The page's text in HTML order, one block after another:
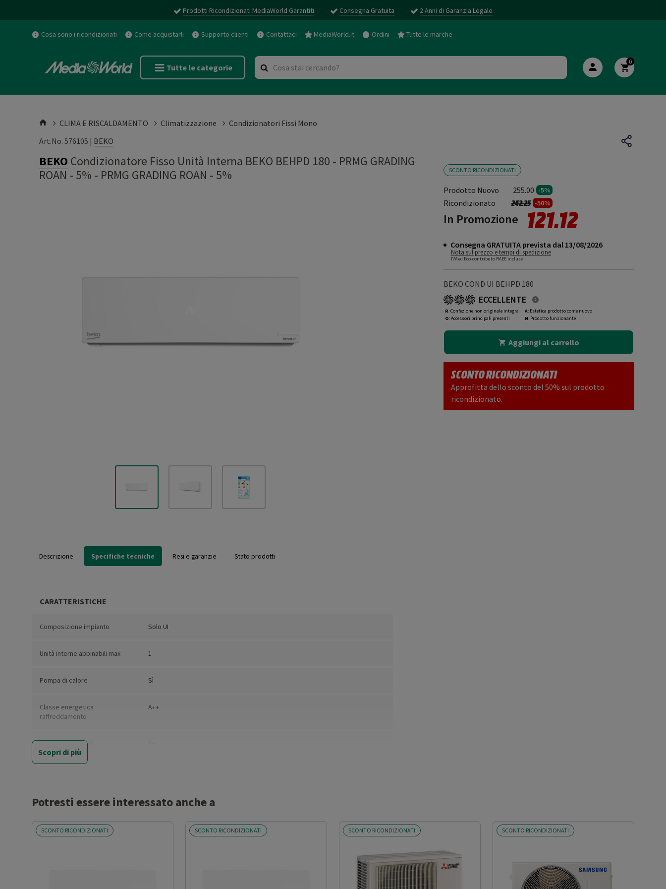
Prodotti Ricondizionati MediaWorld Garantiti Consegna Gratuita 2 Anni di Garanzia Legale
Cosa sono i ricondizionati Come acquistarli Supporto clienti Contattaci MediaWorld.it Ordini Tutte le marche
Tutte le categorie
0
CLIMA E RISCALDAMENTO Climatizzazione
Condizionatori Fissi Mono
Art.No. 576105 | BEKO
BEKO Condizionatore Fisso Unità Interna BEKO BEHPD 180 - PRMG GRADING
ROAN - 5% - PRMG GRADING ROAN - 5% SCONTO RICONDIZIONATI
Prodotto Nuovo 255.00 -5%
Ricondizionato Prezzo ridotto da
242.25a-50%
In Promozione 121.12
Consegna GRATUITA prevista dal 13/08/2026
Nota sul prezzo e tempi di spedizione
IVA ed Eco-contributo RAEE incluse
BEKO COND UI BEHPD 180
ECCELLENTE
R: Confezione non originale integra
O: Accessori principali presenti
A: Estetica prodotto come nuovo
N: Prodotto funzionante
Aggiungi al carrello
SCONTO RICONDIZIONATI
Approfitta dello sconto del 50% sul prodotto
ricondizionato.
Descrizione Specifiche tecniche Resi e garanzie Stato prodotti
CARATTERISTICHE
Composizione impianto Solo UI
Unità interne abbinabili max 1
Pompa di calore Sì
Classe energetica
raffreddamento
A++
Classe energetica
riscaldamento
Coefficiente SCOP 4
Quantità di gas presente
Scopri di più
Potresti essere interessato anche a
SCONTO RICONDIZIONATI SCONTO RICONDIZIONATI SCONTO RICONDIZIONATI SCONTO RICONDIZIONATI